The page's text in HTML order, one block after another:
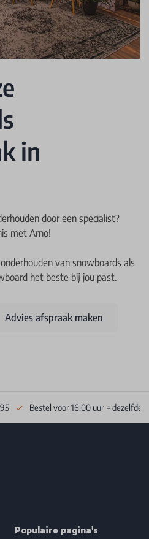
in
door een specialist?
met Arno!
van snowboards als
het beste bij jou past.
Advies afspraak maken
Bestel voor 16:00 uur = dezelfde
Populaire pagina's